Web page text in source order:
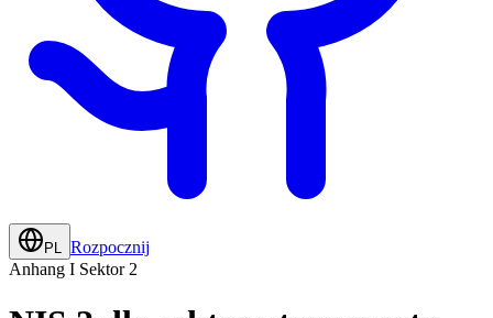
PL Rozpocznij
Anhang I Sektor 2